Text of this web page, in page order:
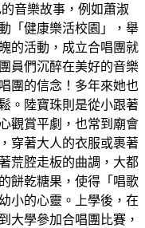
音樂故事，例如蕭淑
「健康樂活校園」，舉
的活動，成立合唱團就
員們沉醉在美好的音樂
團的信念！多年來她也
。陸寶珠則是從小跟著
觀賞平劇，也常到廟會
穿著大人的衣服或裹著
荒腔走板的曲調，大都
餅乾糖果，使得「唱歌
小的心靈。上學後，在
大學參加合唱團比賽，